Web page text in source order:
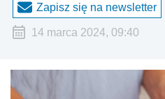
Zapisz się na newsletter
14 marca 2024, 09:40